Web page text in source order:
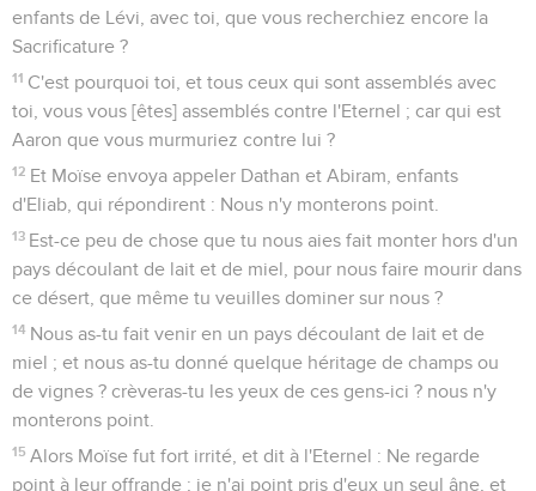
enfants de Lévi, avec toi, que vous recherchiez encore la
Sacrificature ?
11 C'est pourquoi toi, et tous ceux qui sont assemblés avec
toi, vous vous [êtes] assemblés contre l'Eternel ; car qui est
Aaron que vous murmuriez contre lui ?
12 Et Moïse envoya appeler Dathan et Abiram, enfants
d'Eliab, qui répondirent : Nous n'y monterons point.
13 Est-ce peu de chose que tu nous aies fait monter hors d'un
pays découlant de lait et de miel, pour nous faire mourir dans
ce désert, que même tu veuilles dominer sur nous ?
14 Nous as-tu fait venir en un pays découlant de lait et de
miel ; et nous as-tu donné quelque héritage de champs ou
de vignes ? crèveras-tu les yeux de ces gens-ici ? nous n'y
monterons point.
15 Alors Moïse fut fort irrité, et dit à l'Eternel : Ne regarde
point à leur offrande ; je n'ai point pris d'eux un seul âne, et